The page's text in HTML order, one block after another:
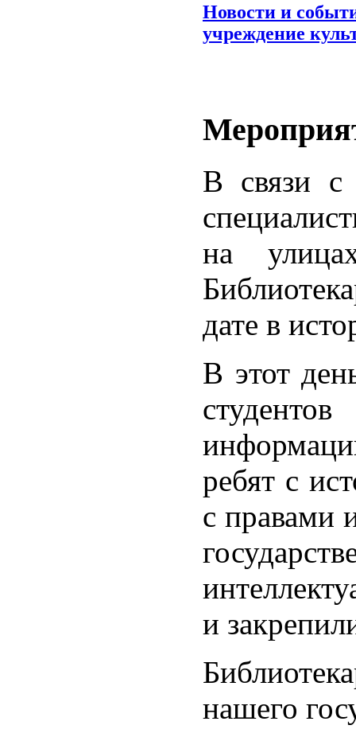
Новости и
учреждение
В связи с
на
дате в
В этот
ребят с
с правами
и
нашего